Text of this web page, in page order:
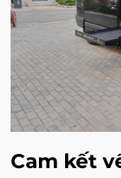
Cam kết